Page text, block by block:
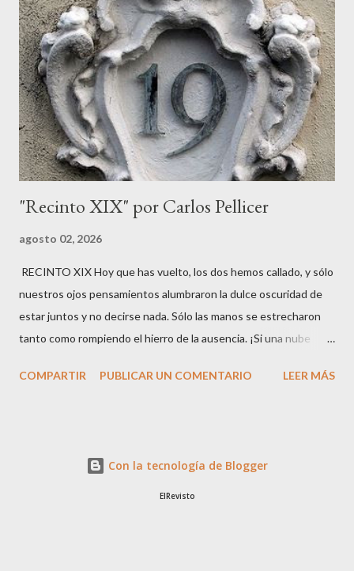
del territorio que lleva su nombre. Según la tradición, Libia nació
y creció en la corte egipcia de Menfis , donde heredó la
autoridad sobre las tierras al oeste del Nilo. En la visión griega,
esto la convertía en la personificación de un territorio inmenso
que abarcaba desiertos, costas y regiones que más tarde serían
conocidas como Cirenaica , Tripolitania y otras zo...
"Recinto XIX" por Carlos Pellicer
agosto 02, 2026
RECINTO XIX Hoy que has vuelto, los dos hemos callado, y sólo
nuestros ojos pensamientos alumbraron la dulce oscuridad de
estar juntos y no decirse nada. Sólo las manos se estrecharon
tanto como rompiendo el hierro de la ausencia. ¡Si una nube
asalto clarísimo, presente, de tu persona sobre los paisajes que
COMPARTIR PUBLICAR UN COMENTARIO LEER MÁS
Con la tecnología de Blogger
ElRevisto